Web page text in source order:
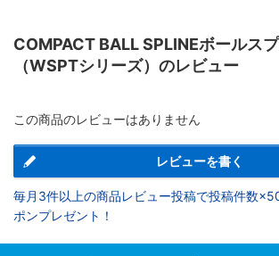
COMPACT BALL SPLINEボールス
（WSPTシリーズ）のレビュー
この商品のレビューはありません
レビューを書く
毎月3件以上の商品レビュー投稿で投稿件数
ポンプレゼント！